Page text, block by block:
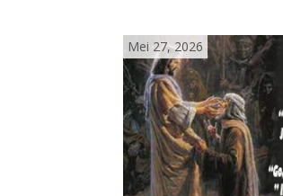
Mei 27, 2026